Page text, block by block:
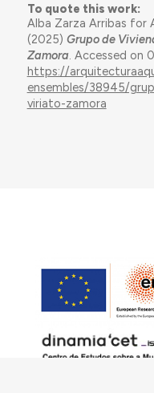
To quote this work:
Alba Zarza Arribas for
(2025) Grupo de
Zamora . Accessed on
https://
ensembles/38945/
viriato-zamora